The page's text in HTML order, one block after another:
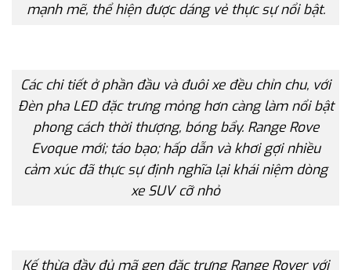
mạnh mẽ, thể hiện được dáng vẻ thực sự nổi bật.
Các chi tiết ở phần đầu và đuôi xe đều chỉn chu, với
Đèn pha LED đặc trưng mỏng hơn càng làm nổi bật
phong cách thời thượng, bóng bẩy. Range Rove
Evoque mới; táo bạo; hấp dẫn và khơi gợi nhiều
cảm xúc đã thực sự định nghĩa lại khái niệm dòng
xe SUV cỡ nhỏ
Kế thừa đầy đủ mã gen đặc trưng Range Rover với